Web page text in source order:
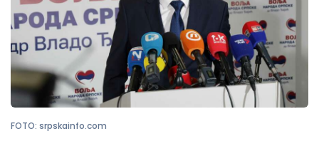
FOTO: srpskainfo.com